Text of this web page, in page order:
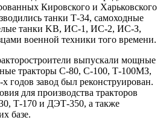
Кировского и Харьковского
танки Т-34, самоходные
танки KB, ИС-1, ИС-2, ИС-З,
военной техники того времени.
выпускали мощные
тракторы С-80, С-100, Т-100МЗ,
годов завод был реконструирован.
для производства тракторов
Т-170 и ДЭТ-350, а также
базе.